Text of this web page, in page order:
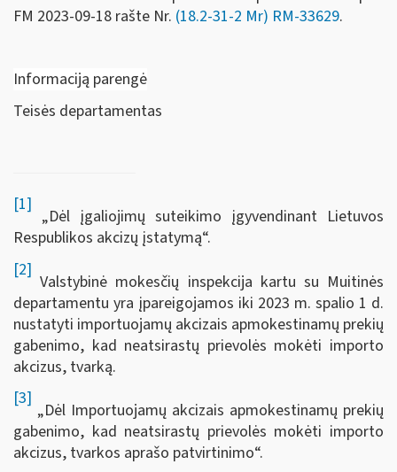
FM 2023-09-18 rašte Nr. (18.2-31-2 Mr) RM-33629.
Informaciją parengė
Teisės departamentas
[1]
„Dėl įgaliojimų suteikimo įgyvendinant Lietuvos
Respublikos akcizų įstatymą“.
[2]
Valstybinė mokesčių inspekcija kartu su Muitinės
departamentu yra įpareigojamos iki 2023 m. spalio 1 d.
nustatyti importuojamų akcizais apmokestinamų prekių
gabenimo, kad neatsirastų prievolės mokėti importo
akcizus, tvarką.
[3]
„Dėl Importuojamų akcizais apmokestinamų prekių
gabenimo, kad neatsirastų prievolės mokėti importo
akcizus, tvarkos aprašo patvirtinimo“.